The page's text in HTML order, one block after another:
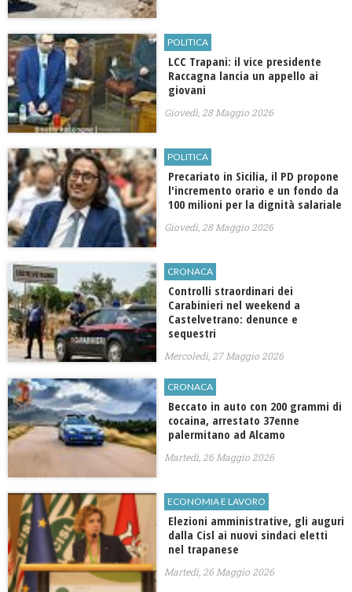
POLITICA
LCC Trapani: il vice presidente
Raccagna lancia un appello ai
giovani
Giovedì, 28 Maggio 2026
POLITICA
Precariato in Sicilia, il PD propone
l'incremento orario e un fondo da
100 milioni per la dignità salariale
Giovedì, 28 Maggio 2026
CRONACA
Controlli straordinari dei
Carabinieri nel weekend a
Castelvetrano: denunce e
sequestri
Mercoledì, 27 Maggio 2026
CRONACA
Beccato in auto con 200 grammi di
cocaina, arrestato 37enne
palermitano ad Alcamo
Martedì, 26 Maggio 2026
ECONOMIA E LAVORO
Elezioni amministrative, gli auguri
dalla Cisl ai nuovi sindaci eletti
nel trapanese
Martedì, 26 Maggio 2026